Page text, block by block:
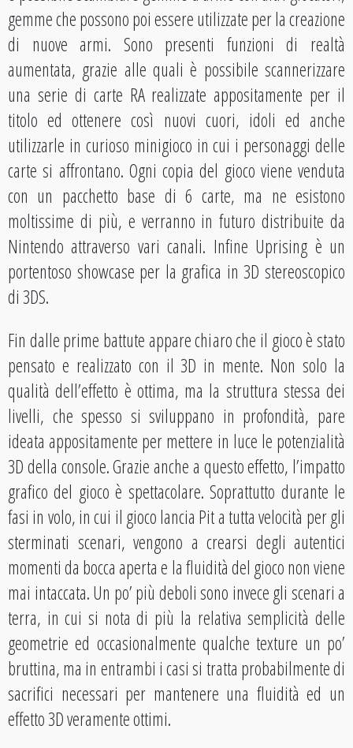
gemme che possono poi essere utilizzate per la creazione
di nuove armi. Sono presenti funzioni di realtà
aumentata, grazie alle quali è possibile scannerizzare
una serie di carte RA realizzate appositamente per il
titolo ed ottenere così nuovi cuori, idoli ed anche
utilizzarle in curioso minigioco in cui i personaggi delle
carte si affrontano. Ogni copia del gioco viene venduta
con un pacchetto base di 6 carte, ma ne esistono
moltissime di più, e verranno in futuro distribuite da
Nintendo attraverso vari canali. Infine Uprising è un
portentoso showcase per la grafica in 3D stereoscopico
di 3DS.
Fin dalle prime battute appare chiaro che il gioco è stato
pensato e realizzato con il 3D in mente. Non solo la
qualità dell’effetto è ottima, ma la struttura stessa dei
livelli, che spesso si sviluppano in profondità, pare
ideata appositamente per mettere in luce le potenzialità
3D della console. Grazie anche a questo effetto, l’impatto
grafico del gioco è spettacolare. Soprattutto durante le
fasi in volo, in cui il gioco lancia Pit a tutta velocità per gli
sterminati scenari, vengono a crearsi degli autentici
momenti da bocca aperta e la fluidità del gioco non viene
mai intaccata. Un po’ più deboli sono invece gli scenari a
terra, in cui si nota di più la relativa semplicità delle
geometrie ed occasionalmente qualche texture un po’
bruttina, ma in entrambi i casi si tratta probabilmente di
sacrifici necessari per mantenere una fluidità ed un
effetto 3D veramente ottimi.